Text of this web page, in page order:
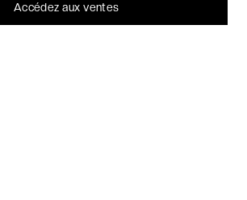
Accédez aux ventes
C'est bon.